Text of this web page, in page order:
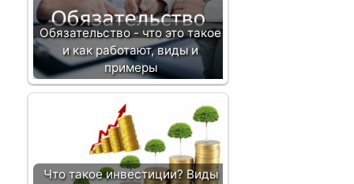
Обязательство - что это такое
и как работают, виды и
примеры
Что такое инвестиции? Виды